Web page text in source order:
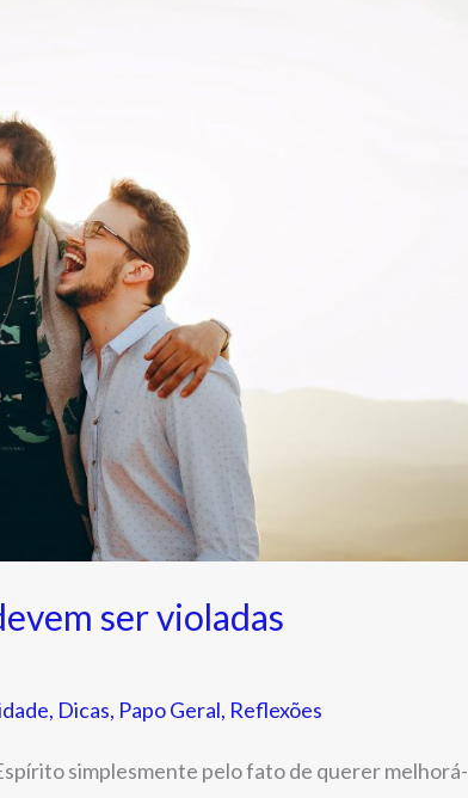
ser violadas
, Dicas, Papo Geral, Reflexões
simplesmente pelo fato de querer melhorá-